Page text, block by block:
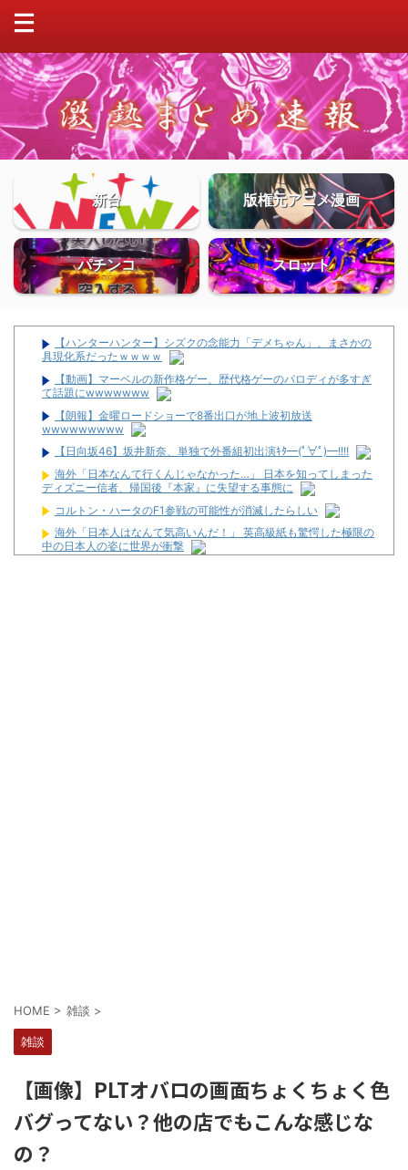
新台 版権元アニメ漫画
パチンコ スロット
【ハンターハンター】シズクの念能力「デメちゃん」、まさかの
具現化系だったｗｗｗｗ
【動画】マーベルの新作格ゲー、歴代格ゲーのパロディが多すぎ
て話題にwwwwwww
【朗報】金曜ロードショーで8番出口が地上波初放送
wwwwwwwww
【日向坂46】坂井新奈、単独で外番組初出演ｷﾀ━(ﾟ∀ﾟ)━!!!!
海外「日本なんて行くんじゃなかった…」 日本を知ってしまった
ディズニー信者、帰国後『本家』に失望する事態に
コルトン・ハータのF1参戦の可能性が消滅したらしい
海外「日本人はなんて気高いんだ！」 英高級紙も驚愕した極限の
中の日本人の姿に世界が衝撃
HOME > 雑談 >
雑談
【画像】PLTオバロの画面ちょくちょく色
バグってない？他の店でもこんな感じな
の？